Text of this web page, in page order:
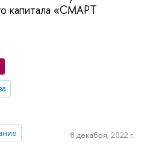
капитала «СМАРТ
8 декабря, 2022 г.